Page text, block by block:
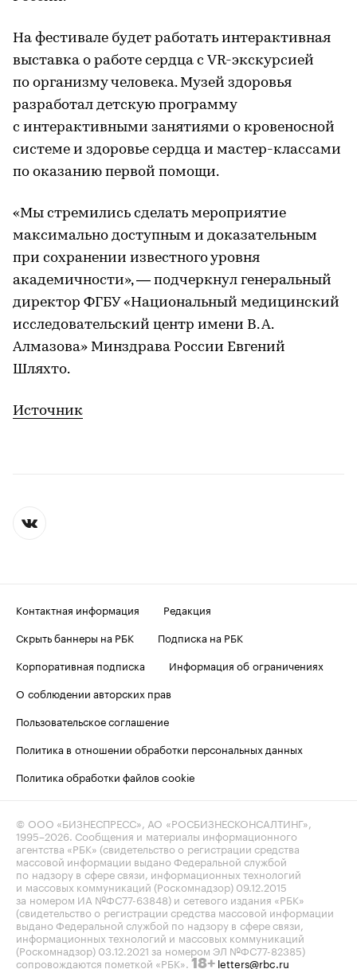
На фестивале будет работать интерактивная
выставка о работе сердца с VR-экскурсией
по организму человека. Музей здоровья
разработал детскую программу
с интерактивными занятиями о кровеносной
системе и здоровье сердца и мастер-классами
по оказанию первой помощи.
«Мы стремились сделать мероприятие
максимально доступным и доказательным
при сохранении известного уровня
академичности», — подчеркнул генеральный
директор ФГБУ «Национальный медицинский
исследовательский центр имени В. А.
Алмазова» Минздрава России Евгений
Шляхто.
Источник
Контактная информация
Редакция
Скрыть баннеры на РБК
Подписка на РБК
Корпоративная подписка
Информация об ограничениях
О соблюдении авторских прав
Пользовательское соглашение
Политика в отношении обработки персональных данных
Политика обработки файлов cookie
© ООО «БИЗНЕСПРЕСС», АО «РОСБИЗНЕСКОНСАЛТИНГ»,
1995–2026 . Сообщения и материалы информационного
агентства «РБК» (свидетельство о регистрации средства
массовой информации выдано Федеральной службой
по надзору в сфере связи, информационных технологий
и массовых коммуникаций (Роскомнадзор) 09.12.2015
за номером ИА №ФС77-63848) и сетевого издания «РБК»
(свидетельство о регистрации средства массовой информации
выдано Федеральной службой по надзору в сфере связи,
информационных технологий и массовых коммуникаций
(Роскомнадзор) 03.12.2021 за номером ЭЛ №ФС77-82385)
сопровождаются пометкой «РБК». 18+ letters@rbc.ru